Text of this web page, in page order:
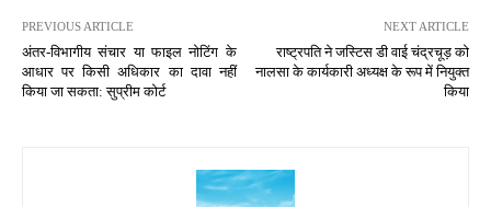
PREVIOUS ARTICLE
अंतर-विभागीय संचार या फाइल नोटिंग के
आधार पर किसी अधिकार का दावा नहीं
किया जा सकता: सुप्रीम कोर्ट
NEXT ARTICLE
राष्ट्रपति ने जस्टिस डी वाई चंद्रचूड़ को
नालसा के कार्यकारी अध्यक्ष के रूप में नियुक्त
किया